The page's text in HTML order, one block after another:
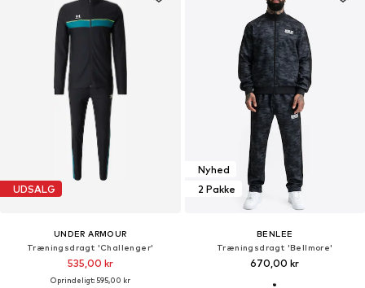
UDSALG
UNDER ARMOUR
Træningsdragt 'Challenger'
535,00 kr
Oprindeligt: 595,00 kr
Nyhed
2 Pakke
BENLEE
Træningsdragt 'Bellmore'
670,00 kr